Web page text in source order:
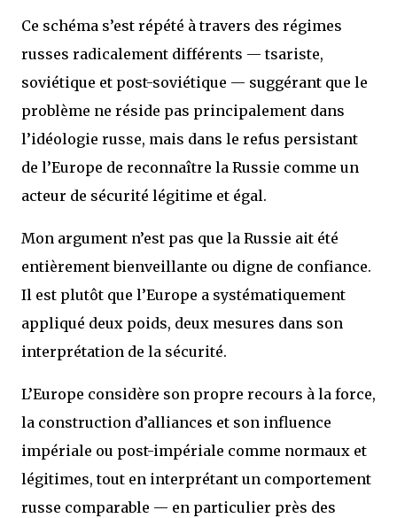
Ce schéma s’est répété à travers des régimes
russes radicalement différents — tsariste,
soviétique et post-soviétique — suggérant que le
problème ne réside pas principalement dans
l’idéologie russe, mais dans le refus persistant
de l’Europe de reconnaître la Russie comme un
acteur de sécurité légitime et égal.
Mon argument n’est pas que la Russie ait été
entièrement bienveillante ou digne de confiance.
Il est plutôt que l’Europe a systématiquement
appliqué deux poids, deux mesures dans son
interprétation de la sécurité.
L’Europe considère son propre recours à la force,
la construction d’alliances et son influence
impériale ou post-impériale comme normaux et
légitimes, tout en interprétant un comportement
russe comparable — en particulier près des